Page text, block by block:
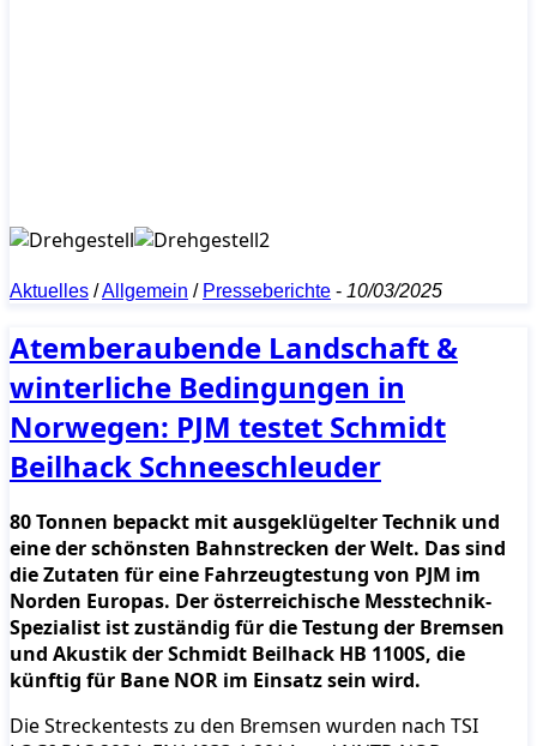
Aktuelles /Allgemein / Presseberichte - 10/03/2025
Atemberaubende Landschaft &
winterliche Bedingungen in
Norwegen: PJM testet Schmidt
Beilhack Schneeschleuder
80 Tonnen bepackt mit ausgeklügelter Technik und
eine der schönsten Bahnstrecken der Welt. Das sind
die Zutaten für eine Fahrzeugtestung von PJM im
Norden Europas. Der österreichische Messtechnik-
Spezialist ist zuständig für die Testung der Bremsen
und Akustik der Schmidt Beilhack HB 1100S, die
künftig für Bane NOR im Einsatz sein wird.
Die Streckentests zu den Bremsen wurden nach TSI